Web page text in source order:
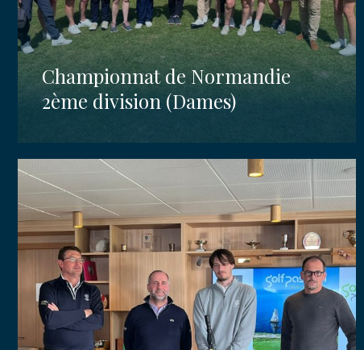
Championnat de Normandie
2ème division (Dames)